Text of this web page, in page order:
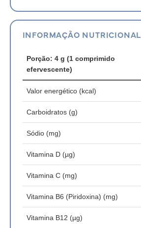
INFORMAÇÃO NUTRICIONAL
Porção: 4 g (1 comprimido
efervescente)
Valor energético (kcal)
Carboidratos (g)
Sódio (mg)
Vitamina D (µg)
Vitamina C (mg)
Vitamina B6 (Piridoxina) (mg)
Vitamina B12 (µg)